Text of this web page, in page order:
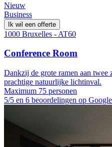
Nieuw
Business
Ik wil een offerte
1000 Bruxelles - AT60
Conference Room
Dankzij de grote ramen aan twee
prachtige natuurlijke lichtinval.
Maximum 75 personen
5/5 en 6 beoordelingen op Google